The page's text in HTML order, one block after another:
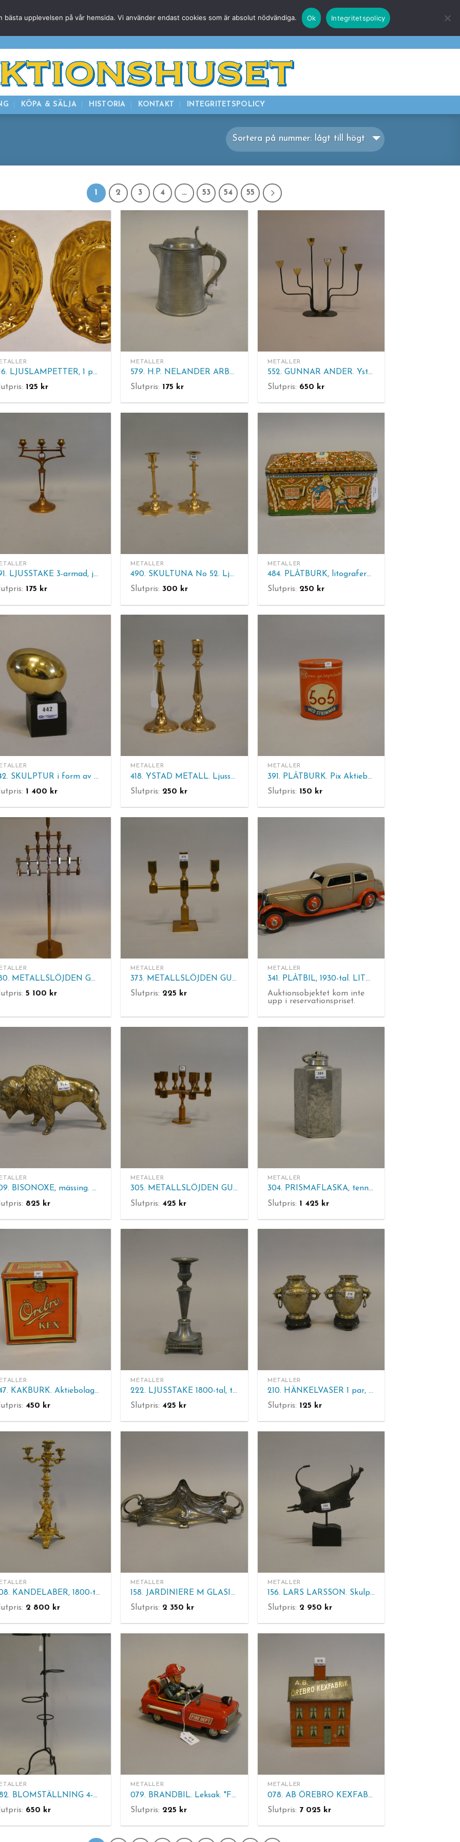
NUVARANDE AUKTION LOGGA IN
KÖPA & SÄLJA HISTORIA KONTAKT INTEGRITETSPOLICY
Sortera på nummer: lågt till högt
1 2 3 4 … 53 54 55
616. LJUSLAMPETTER, 1 par. Mässing. Metallslöjden Gusum. Daterad: 1974. H. 27 cm.
125 kr
METALLER
579. H.P. NELANDER ARBOGA 1829 - 1839. Tennstop. H 20 cm.
Slutpris: 175 kr
METALLER
552. GUNNAR ANDER. Ystad Metall. Ljusstake 6-arm, smide. H 41 cm.
Slutpris: 650 kr
491. LJUSSTAKE 3-armad, jugend, mässing. H 39,5 cm. 2 st ljushållare lösa.
175 kr
METALLER
490. SKULTUNA No 52. Ljusstakar 1 par mässing. H 19 cm.
Slutpris: 300 kr
METALLER
484. PLÅTBURK, litograferad. Pricks Fabriker Tierp. Normalt brukslitage. H. 13 cm. L. 24 cm.
Slutpris: 250 kr
442. SKULPTUR i form av ägg, mässing på träsockel. H. inkl sockel 11 cm.
1 400 kr
METALLER
418. YSTAD METALL. Ljusstakar 1 par mässing. H 23 cm.
Slutpris: 250 kr
METALLER
391. PLÅTBURK. Pix Aktiebolaget Gefle. H. 23 cm.
Slutpris: 150 kr
380. METALLSLÖJDEN GUSUM. Golvljusstake 7-armad, mässing märkt JK 1995 253 Metallslöjden Gusum. Foten har missfärgning. H 113 cm. B 50 cm.
5 100 kr
METALLER
373. METALLSLÖJDEN GUSUM. Ljusstake 3-armad, mässing. H. 24 cm.
Slutpris: 225 kr
METALLER
341. PLÅTBIL, 1930-tal. LITOGRAFERAD. Duesenberg. Paya Spain. L. 48 cm.
Auktionsobjektet kom inte
upp i reservationspriset.
309. BISONOXE, mässing. H 14,5 cm. L 23 cm.
825 kr
METALLER
305. METALLSLÖJDEN GUSUM. Kandelaber, 7-arm, mässing 1980 nr 500. H 23,5 cm.
Slutpris: 425 kr
METALLER
304. PRISMAFLASKA, tenn 1700/1800-tal. Dekor av figurer och bladverk. Ringhänkel. H. 21 cm.
Slutpris: 1 425 kr
247. KAKBURK. Aktiebolaget Örebro Kexfabrik. Brukslitage. H 24 cm. 23 x 21,5 cm.
450 kr
METALLER
222. LJUSSTAKE 1800-tal, tenn GWL Örebro H10 (Gustaf Willhelm Lindberg) H 22,5 cm.
Slutpris: 425 kr
METALLER
210. HÄNKELVASER 1 par, metall. H inkl träsockel 15 cm.
Slutpris: 125 kr
208. KANDELABER, 1800-tal ljusarmar, förgylld brons. H 47 cm.
2 800 kr
METALLER
158. JARDINIERE M GLASINSATS. Ställning i vitmetall. Jugend. H. 16 cm. L. 52 cm.
Slutpris: 2 350 kr
METALLER
156. LARS LARSSON. Skulptur, järn på träsockel. Stämpelsignerad: L. Larsson. H. 24 cm. L. 23 cm.
Slutpris: 2 950 kr
082. BLOMSTÄLLNING 4-arm, gjutjärn. H 141 cm.
650 kr
METALLER
079. BRANDBIL. Leksak. "Fire Dept. No12" Litograferad plåt. Japan. L 24 cm.
Slutpris: 225 kr
METALLER
078. AB ÖREBRO KEXFABRIK. Plåtburk. Normalt bruksslitage. H 21 cm. B 15 cm.
Slutpris: 7 025 kr
upplevelsen på vår hemsida. Vi använder endast cookies som är absolut nödvändiga. Ok Integritetspolicy